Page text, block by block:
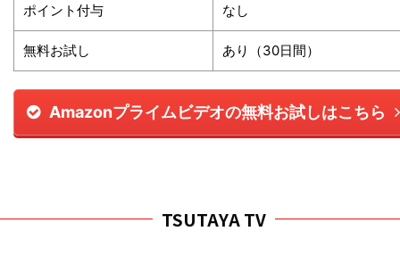
ポイント付与 なし
無料お試し あり（30日間）
Amazonプライムビデオの無料お試しはこちら
TSUTAYA TV